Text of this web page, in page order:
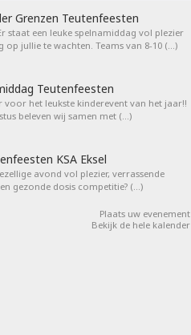
Grenzen Teutenfeesten
staat een leuke spelnamiddag vol plezier
op jullie te wachten. Teams van 8-10 (…)
Teutenfeesten
voor het leukste kinderevent van het jaar!!
beleven wij samen met (…)
KSA Eksel
avond vol plezier, verrassende
gezonde dosis competitie? (…)
Plaats uw evenement
Bekijk de hele kalender